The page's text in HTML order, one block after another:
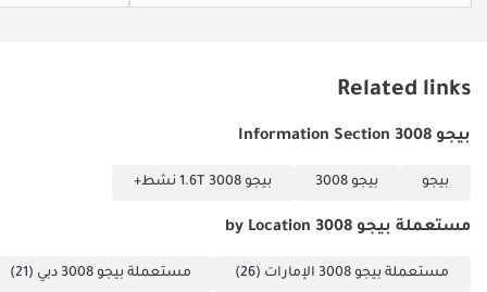
Related links
بيجو 3008 Information Section
بيجو بيجو 3008 بيجو 3008 1.6T نشط+
مستعملة بيجو 3008 by Location
مستعملة بيجو 3008 الإمارات (26) مستعملة بيجو 3008 دبي (21)